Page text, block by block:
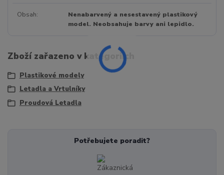
Obsah
Nenabarvený a nesestavený plastikový
model. Neobsahuje barvy ani lepidlo.
Zboží zařazeno v kategoriích
Plastikové modely
Letadla a Vrtulníky
Proudová Letadla
Potřebujete poradit?